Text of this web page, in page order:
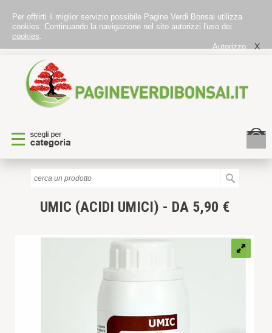
Per offrirti il miglior servizio possibile Pagine Verdi Bonsai utilizza
cookies. Continuando la navigazione nel sito autorizzi l'uso dei
cookies.
Autorizzo
X
UMIC (ACIDI UMICI) - DA 5,90 €